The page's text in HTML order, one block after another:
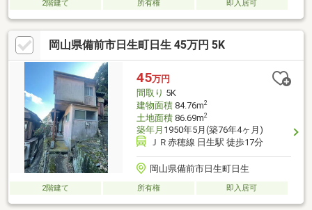
2階建て 所有権 即入居可
岡山県備前市日生町日生 45万円 5K
45万円
間取り 5K
建物面積84.76m2
土地面積86.69m2
築年月 1950年5月(築76年4ヶ月)
ＪＲ赤穂線 日生駅 徒歩17分
岡山県備前市日生町日生
2階建て 所有権 即入居可